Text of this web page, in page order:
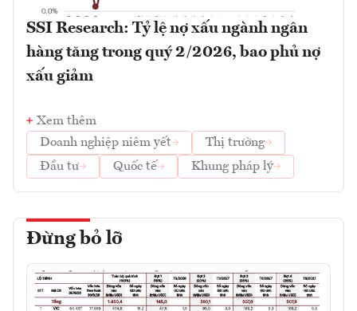
SSI Research: Tỷ lệ nợ xấu ngành ngân
hàng tăng trong quý 2/2026, bao phủ nợ
xấu giảm
Xem thêm
Doanh nghiệp niêm yết
Thị trường
Đầu tư
Quốc tế Khung pháp lý
Đừng bỏ lỡ